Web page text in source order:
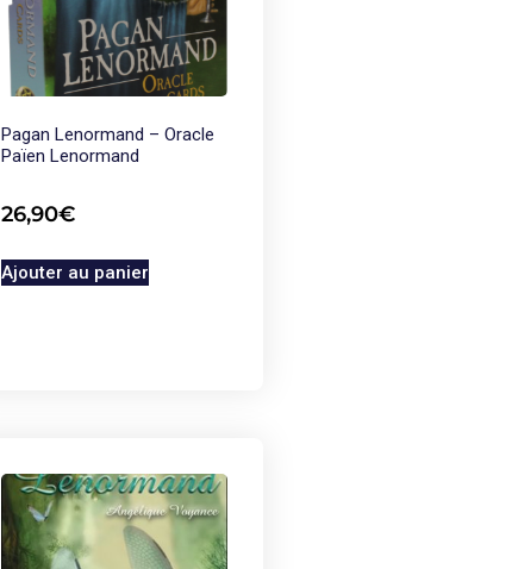
Pagan Lenormand – Oracle
Païen Lenormand
26,90€
Ajouter au panier